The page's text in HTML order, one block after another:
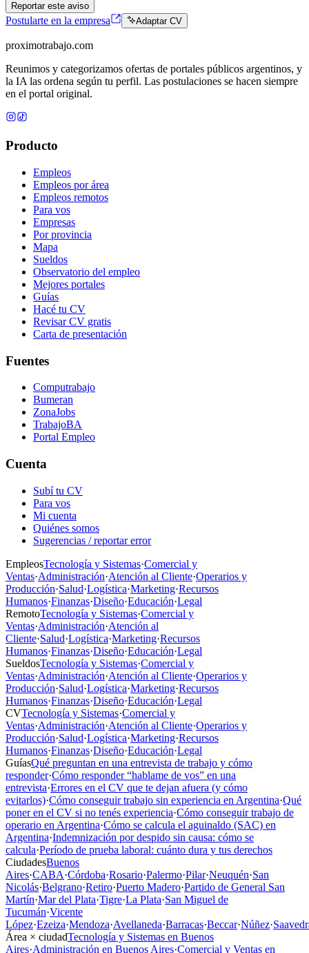
Reportar este aviso
Postularte en la empresa Adaptar CV
proximotrabajo.com
Reunimos y categorizamos ofertas de portales públicos argentinos, y
la IA las ordena según tu perfil. Las postulaciones se hacen siempre
en el portal original.
Producto
Empleos
Empleos por área
Empleos remotos
Para vos
Empresas
Por provincia
Mapa
Sueldos
Observatorio del empleo
Mejores portales
Guías
Hacé tu CV
Revisar CV gratis
Carta de presentación
Fuentes
Computrabajo
Bumeran
ZonaJobs
TrabajoBA
Portal Empleo
Cuenta
Subí tu CV
Para vos
Mi cuenta
Quiénes somos
Sugerencias / reportar error
EmpleosTecnología y Sistemas·Comercial y
Ventas·Administración·Atención al Cliente·Operarios y
Producción·Salud·Logística·Marketing·Recursos
Humanos·Finanzas·Diseño·Educación·Legal
RemotoTecnología y Sistemas·Comercial y
Ventas·Administración·Atención al
Cliente·Salud·Logística·Marketing·Recursos
Humanos·Finanzas·Diseño·Educación·Legal
SueldosTecnología y Sistemas·Comercial y
Ventas·Administración·Atención al Cliente·Operarios y
Producción·Salud·Logística·Marketing·Recursos
Humanos·Finanzas·Diseño·Educación·Legal
CVTecnología y Sistemas·Comercial y
Ventas·Administración·Atención al Cliente·Operarios y
Producción·Salud·Logística·Marketing·Recursos
Humanos·Finanzas·Diseño·Educación·Legal
GuíasQué preguntan en una entrevista de trabajo y cómo
responder·Cómo responder “hablame de vos” en una
entrevista·Errores en el CV que te dejan afuera (y cómo
evitarlos)·Cómo conseguir trabajo sin experiencia en Argentina·Qué
poner en el CV si no tenés experiencia·Cómo conseguir trabajo de
operario en Argentina·Cómo se calcula el aguinaldo (SAC) en
Argentina·Indemnización por despido sin causa: cómo se
calcula·Período de prueba laboral: cuánto dura y tus derechos
CiudadesBuenos
Aires·CABA·Córdoba·Rosario·Palermo·Pilar·Neuquén·San
Nicolás·Belgrano·Retiro·Puerto Madero·Partido de General San
Martín·Mar del Plata·Tigre·La Plata·San Miguel de
Tucumán·Vicente
López·Ezeiza·Mendoza·Avellaneda·Barracas·Beccar·Núñez·
Área × ciudadTecnología y Sistemas en Buenos
Aires·Administración en Buenos Aires·Comercial y Ventas en